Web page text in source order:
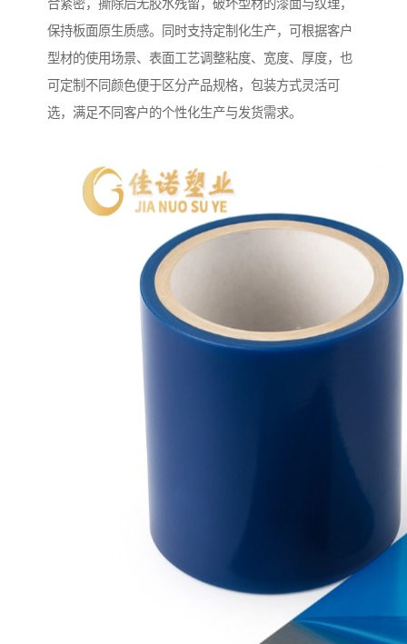
合紧密，撕除后无胶水残留，破坏型材的漆面与纹理，
保持板面原生质感。同时支持定制化生产，可根据客户
型材的使用场景、表面工艺调整粘度、宽度、厚度，也
可定制不同颜色便于区分产品规格，包装方式灵活可
选，满足不同客户的个性化生产与发货需求。